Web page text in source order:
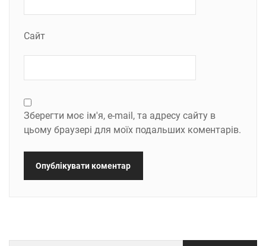
Сайт
Зберегти моє ім'я, e-mail, та адресу сайту в
цьому браузері для моїх подальших коментарів.